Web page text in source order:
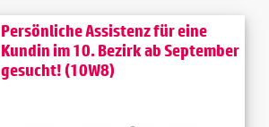
Persönliche Assistenz für eine
Kundin im 10. Bezirk ab September
gesucht! (10W8)